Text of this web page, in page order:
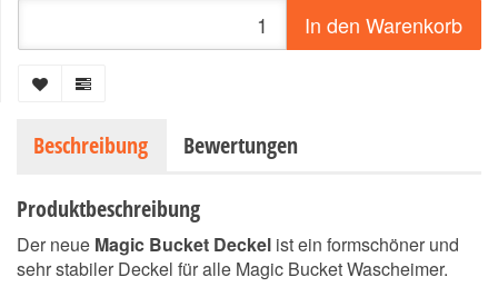
In den Warenkorb
Beschreibung Bewertungen
Produktbeschreibung
Der neue Magic Bucket Deckel ist ein formschöner und
sehr stabiler Deckel für alle Magic Bucket Wascheimer.